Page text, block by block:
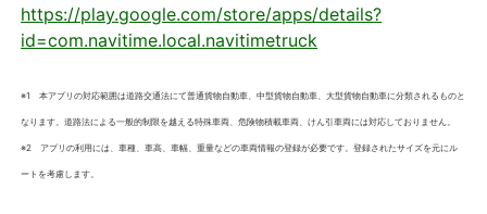
https://play.google.com/store/apps/details?
id=com.navitime.local.navitimetruck
※1 本アプリの対応範囲は道路交通法にて普通貨物自動車、中型貨物自動車、大型貨物自動車に分類されるものと
なります。道路法による一般的制限を越える特殊車両、危険物積載車両、けん引車両には対応しておりません。
※2 アプリの利用には、車種、車高、車幅、重量などの車両情報の登録が必要です。登録されたサイズを元にル
ートを考慮します。